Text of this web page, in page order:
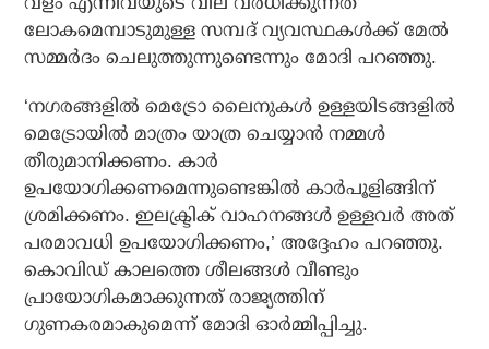
ലോകമെമ്പാടുമുള്ള സമ്പദ് വ്യവസ്ഥകള്‍ക്ക് മേല്‍
സമ്മര്‍ദം ചെലുത്തുന്നുണ്ടെന്നും മോദി പറഞ്ഞു.
‘നഗരങ്ങളില്‍ മെട്രോ ലൈനുകള്‍ ഉള്ളയിടങ്ങളില്‍
മെട്രോയില്‍ മാത്രം യാത്ര ചെയ്യാന്‍ നമ്മള്‍
തീരുമാനിക്കണം. കാര്‍
ഉപയോഗിക്കണമെന്നുണ്ടെങ്കില്‍ കാര്‍പൂളിങ്ങിന്
ശ്രമിക്കണം. ഇലക്ട്രിക് വാഹനങ്ങള്‍ ഉള്ളവര്‍ അത്
പരമാവധി ഉപയോഗിക്കണം,’ അദ്ദേഹം പറഞ്ഞു.
കൊവിഡ് കാലത്തെ ശീലങ്ങള്‍ വീണ്ടും
പ്രായോഗികമാക്കുന്നത് രാജ്യത്തിന്
ഗുണകരമാകുമെന്ന് മോദി ഓര്‍മ്മിപ്പിച്ചു.